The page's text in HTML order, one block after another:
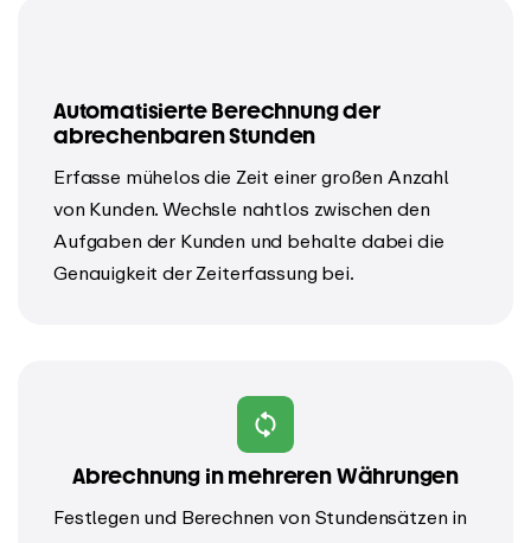
Automatisierte Berechnung der
abrechenbaren Stunden
Erfasse mühelos die Zeit einer großen Anzahl
von Kunden. Wechsle nahtlos zwischen den
Aufgaben der Kunden und behalte dabei die
Genauigkeit der Zeiterfassung bei.
Abrechnung in mehreren Währungen
Festlegen und Berechnen von Stundensätzen in